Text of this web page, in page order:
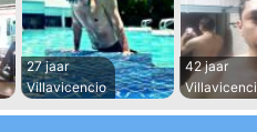
27 jaar
Villavicencio
42 jaar